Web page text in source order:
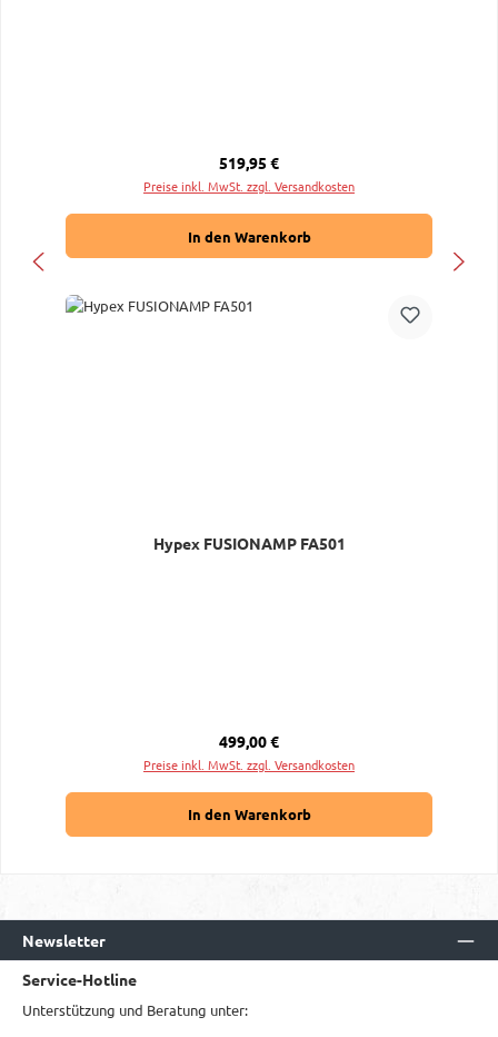
Regulärer Preis:
519,95 €
Preise inkl. MwSt. zzgl. Versandkosten
In den Warenkorb
Hypex FUSIONAMP FA501
Regulärer Preis:
499,00 €
Preise inkl. MwSt. zzgl. Versandkosten
In den Warenkorb
Newsletter
Service-Hotline
Unterstützung und Beratung unter: